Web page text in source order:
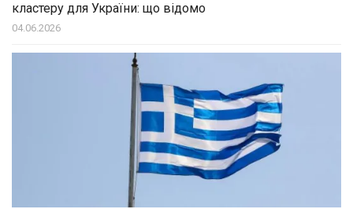
кластеру для України: що відомо
04.06.2026